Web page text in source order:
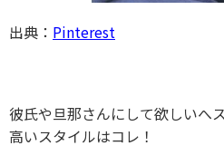
出典： Pinterest
彼氏や旦那さんにして欲しいへ
高いスタイルはコレ！